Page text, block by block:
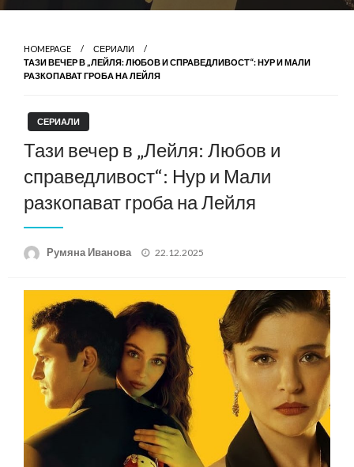
HOMEPAGE
СЕРИАЛИ
ТАЗИ ВЕЧЕР В „ЛЕЙЛЯ: ЛЮБОВ И СПРАВЕДЛИВОСТ“: НУР И МАЛИ
РАЗКОПАВАТ ГРОБА НА ЛЕЙЛЯ
СЕРИАЛИ
Тази вечер в „Лейля: Любов и
справедливост“: Нур и Мали
разкопават гроба на Лейля
Румяна Иванова
Posted
22.12.2025